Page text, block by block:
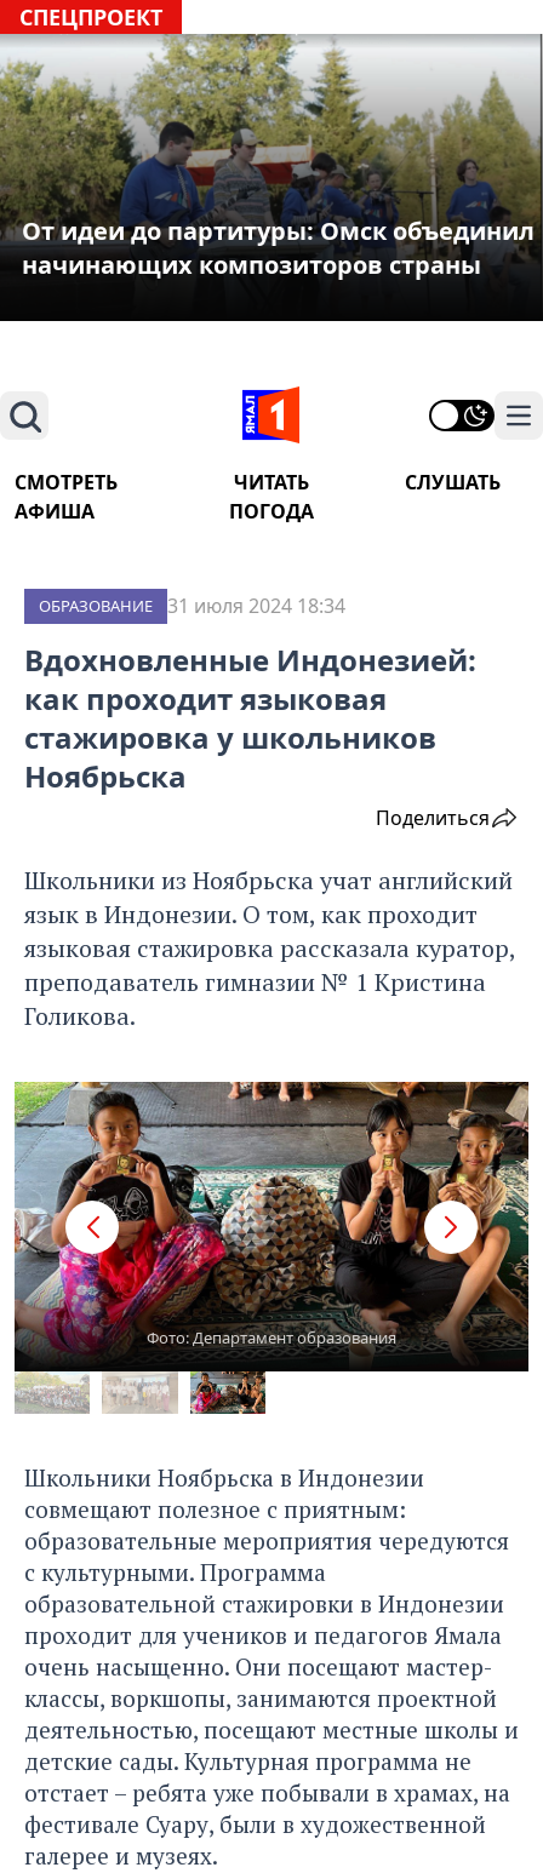
СПЕЦПРОЕКТ
От идеи до партитуры: Омск объединил
начинающих композиторов страны
Поиск
СМОТРЕТЬ ЧИТАТЬ
СЛУШАТЬ
АФИША
ПОГОДА
ОБРАЗОВАНИЕ 31 июля 2024 18:34
Вдохновленные Индонезией:
как проходит языковая
стажировка у школьников
Ноябрьска
Поделиться
Школьники из Ноябрьска учат английский
язык в Индонезии. О том, как проходит
языковая стажировка рассказала куратор,
преподаватель гимназии № 1 Кристина
Голикова.
Фото: Департамент образования
Школьники Ноябрьска в Индонезии
совмещают полезное с приятным:
образовательные мероприятия чередуются
с культурными. Программа
образовательной стажировки в Индонезии
проходит для учеников и педагогов Ямала
очень насыщенно. Они посещают мастер-
классы, воркшопы, занимаются проектной
деятельностью, посещают местные школы и
детские сады. Культурная программа не
отстает – ребята уже побывали в храмах, на
фестивале Суару, были в художественной
галерее и музеях.